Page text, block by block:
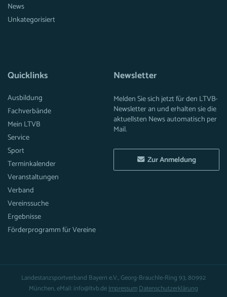
News
Unkategorisiert
Quicklinks
Ausbildung
Fachverbände
Mein LTVB
Service
Sport
Terminkalender
Veranstaltungen
Verband
Vereinssuche
Ergebnisse
Förderprogramm für Vereine
Newsletter
Melden Sie sich jetzt für den LTVB-
Newsletter an und erhalten sie die
aktuellsten News automatisch per
Mail.
Zur Anmeldung
Landestanzsportverband Bayern e.V., Georg-Brauchle-Ring 93, 80992
München, eMail: info@ltvb.deImpressumDatenschutzerklärung